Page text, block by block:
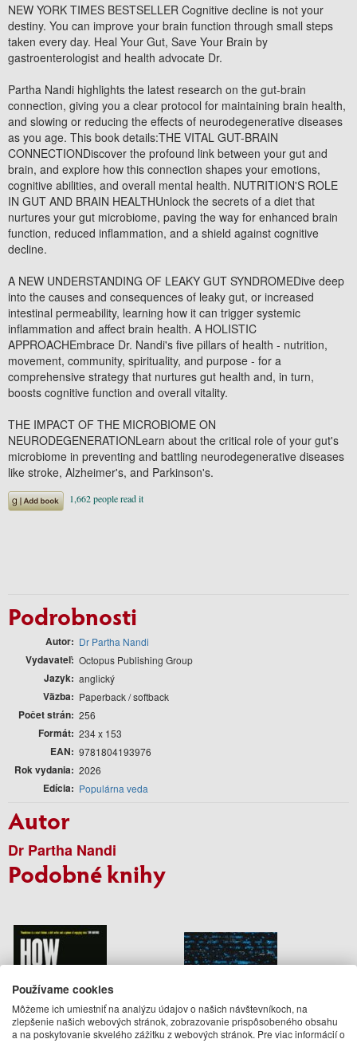
NEW YORK TIMES BESTSELLER Cognitive decline is not your
destiny. You can improve your brain function through small steps
taken every day. Heal Your Gut, Save Your Brain by
gastroenterologist and health advocate Dr.
Partha Nandi highlights the latest research on the gut-brain
connection, giving you a clear protocol for maintaining brain health,
and slowing or reducing the effects of neurodegenerative diseases
as you age. This book details:THE VITAL GUT-BRAIN
CONNECTIONDiscover the profound link between your gut and
brain, and explore how this connection shapes your emotions,
cognitive abilities, and overall mental health. NUTRITION'S ROLE
IN GUT AND BRAIN HEALTHUnlock the secrets of a diet that
nurtures your gut microbiome, paving the way for enhanced brain
function, reduced inflammation, and a shield against cognitive
decline.
A NEW UNDERSTANDING OF LEAKY GUT SYNDROMEDive deep
into the causes and consequences of leaky gut, or increased
intestinal permeability, learning how it can trigger systemic
inflammation and affect brain health. A HOLISTIC
APPROACHEmbrace Dr. Nandi's five pillars of health - nutrition,
movement, community, spirituality, and purpose - for a
comprehensive strategy that nurtures gut health and, in turn,
boosts cognitive function and overall vitality.
THE IMPACT OF THE MICROBIOME ON
NEURODEGENERATIONLearn about the critical role of your gut's
microbiome in preventing and battling neurodegenerative diseases
like stroke, Alzheimer's, and Parkinson's.
Podrobnosti
Autor Dr Partha Nandi
Vydavateľ Octopus Publishing Group
Jazyk anglický
Väzba Paperback / softback
Počet strán 256
Formát 234 x 153
EAN 9781804193976
Rok vydania 2026
Edícia Populárna veda
Autor
Dr Partha Nandi
Podobné knihy
Používame cookies
Môžeme ich umiestniť na analýzu údajov o našich návštevníkoch, na
zlepšenie našich webových stránok, zobrazovanie prispôsobeného obsahu
a na poskytovanie skvelého zážitku z webových stránok. Pre viac informácií o